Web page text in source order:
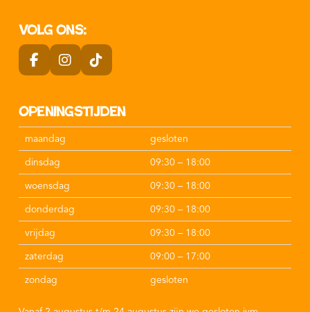
Volg ons:
Openingstijden
maandag
gesloten
dinsdag
09:30 – 18:00
woensdag
09:30 – 18:00
donderdag
09:30 – 18:00
vrijdag
09:30 – 18:00
zaterdag
09:00 – 17:00
zondag
gesloten